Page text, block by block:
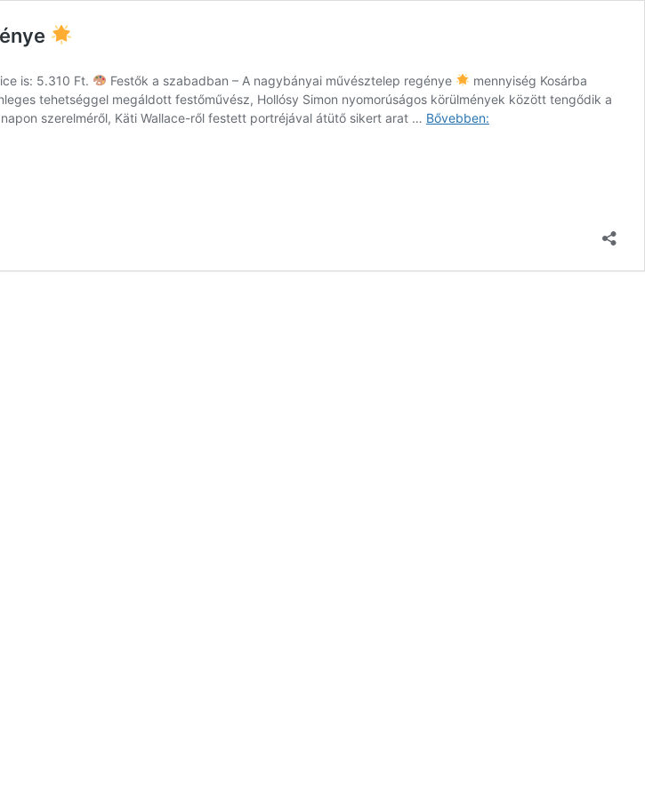
is: 5.310 Ft. Festők a szabadban – A nagybányai művésztelep regénye
mennyiség Kosárba
tehetséggel megáldott festőművész, Hollósy Simon nyomorúságos körülmények között tengődik a
szerelméről, Käti Wallace-ről festett portréjával átütő sikert arat … Bővebben: